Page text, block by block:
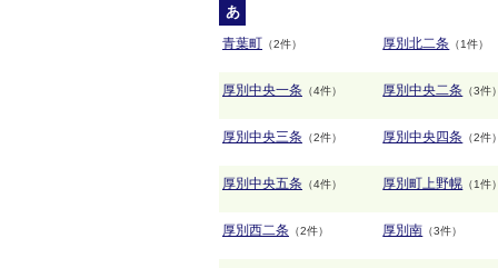
あ
青葉町 （2件） 厚別北二条 （1件）
厚別中央一条 （4件） 厚別中央二条 （3件）
厚別中央三条 （2件） 厚別中央四条 （2件）
厚別中央五条 （4件） 厚別町上野幌 （1件）
厚別西二条 （2件） 厚別南 （3件）